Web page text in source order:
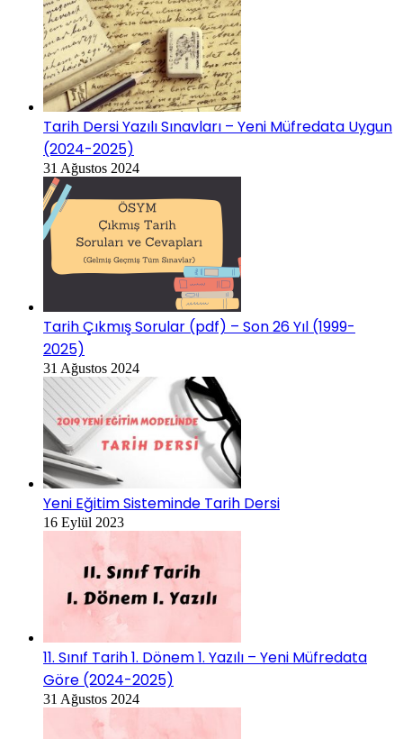
Tarih Dersi Yazılı Sınavları – Yeni Müfredata Uygun
(2024-2025)
31 Ağustos 2024
Tarih Çıkmış Sorular (pdf) – Son 26 Yıl (1999-
2025)
31 Ağustos 2024
Yeni Eğitim Sisteminde Tarih Dersi
16 Eylül 2023
11. Sınıf Tarih 1. Dönem 1. Yazılı – Yeni Müfredata
Göre (2024-2025)
31 Ağustos 2024